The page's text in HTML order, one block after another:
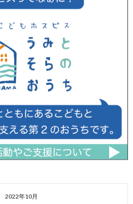
2022年10月